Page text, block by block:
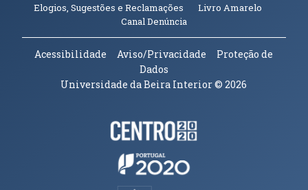
Elogios, Sugestões e Reclamações Livro Amarelo
Canal Denúncia(abre em nova janela)
Acessibilidade Aviso/Privacidade
Proteção de
Dados
Universidade da Beira Interior© 2026
Parceiros e Financiadores